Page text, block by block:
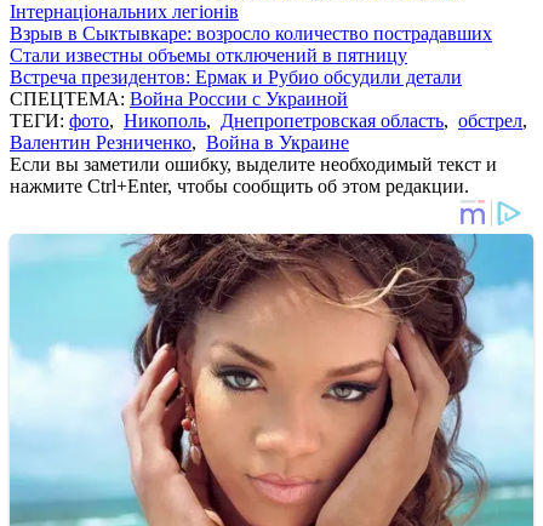
Інтернаціональних легіонів
Взрыв в Сыктывкаре: возросло количество пострадавших
Стали известны объемы отключений в пятницу
Встреча президентов: Ермак и Рубио обсудили детали
СПЕЦТЕМА: Война России с Украиной
ТЕГИ: фото, Никополь, Днепропетровская область, обстрел,
Валентин Резниченко, Война в Украине
Если вы заметили ошибку, выделите необходимый текст и
нажмите Ctrl+Enter, чтобы сообщить об этом редакции.